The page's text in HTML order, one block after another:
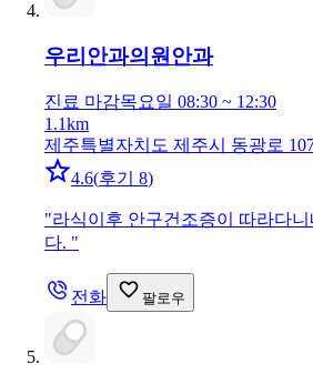
우리안과의원 안과
진료 마감목요일 08:30 ~ 12:30
1.1km
제주특별자치도 제주시 동광로
4.6(후기 8)
"라식이후 안구건조증이 따라다
다. "
전화 팔로우